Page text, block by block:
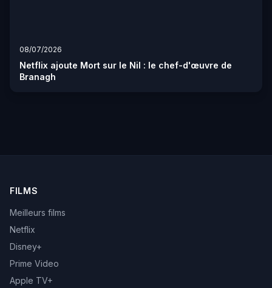
08/07/2026
Netflix ajoute Mort sur le Nil : le chef-d'œuvre de
Branagh
FILMS
Meilleurs films
Netflix
Disney+
Prime Video
Apple TV+